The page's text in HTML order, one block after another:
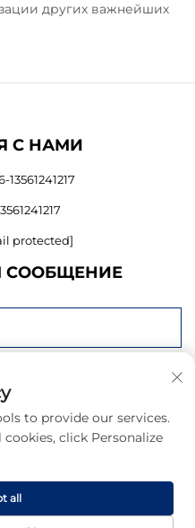
других важнейших
С НАМИ
13561241217
protected]
СООБЩЕНИЕ
сейчас
Manufacturing Co., Ltd.
конфиденциальности
to provide our services.
click Personalize
all